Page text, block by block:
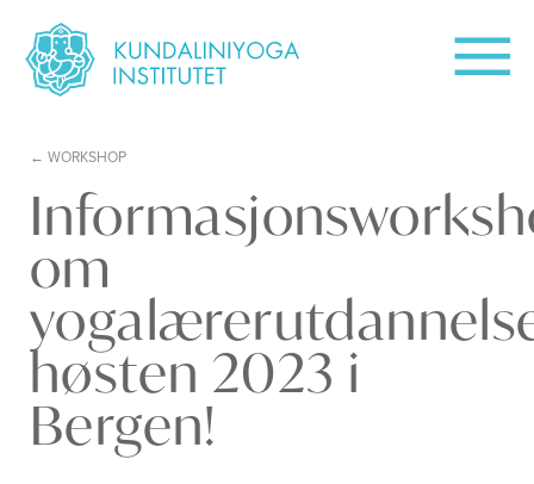
WORKSHOP
om
høsten 2023 i
Bergen!